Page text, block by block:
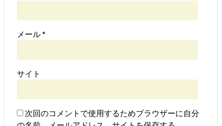
メール*
サイト
次回のコメントで使用するためブラウザーに自分